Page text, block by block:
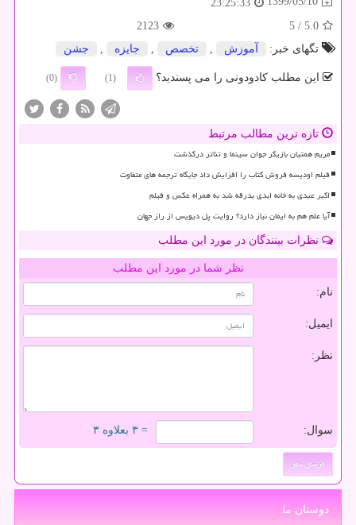
23:25:33
5.0
/ 5
2123
تگهای خبر:
آموزش تخصص جایزه جشن
این مطلب کادودونی را می پسندید؟ (1)
(0)
تازه ترین مطالب مرتبط
مریم همتیان بازیگر جوان سینما و تئاتر درگذشت
فیلم اودیسه فروش کتاب را افزایش داد جایگاه ترجمه های متفاوت
اکبر عبدی به خانه ابدی بدرقه شد به همراه عکس و فیلم
آیا علم هم به ایمان نیاز دارد؟ روایت پل دیویس از راز جهان
نظرات بینندگان در مورد این مطلب
نظر شما در مورد این مطلب
نام:
ایمیل:
نظر:
سوال: = ۳ بعلاوه ۳
دوستان ما